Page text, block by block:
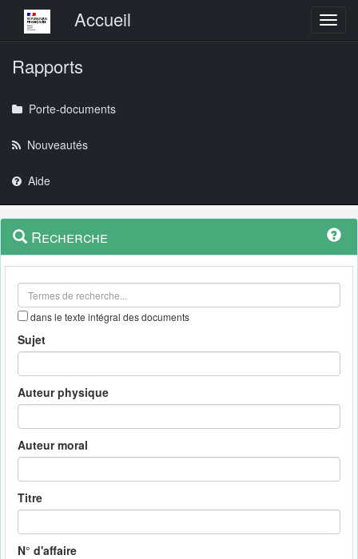
Menu principalAccueil
Rapports
Porte-documents
Nouveautés
Aide
Navigation
outils
Menu
contextuel
Recherche
dans le texte intégral des documents
Sujet
Auteur physique
Auteur moral
Titre
N° d'affaire